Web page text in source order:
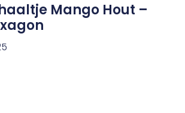
Mango Hout –